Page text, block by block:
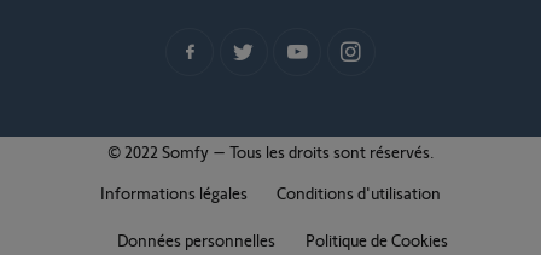
© 2022 Somfy – Tous les droits sont réservés.
Informations légales
Conditions d'utilisation
Données personnelles Politique de Cookies